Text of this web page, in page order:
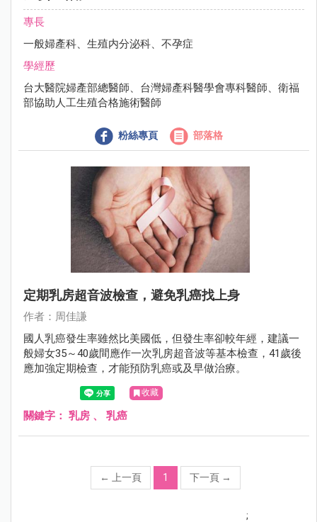
專長
一般婦產科、生殖内分泌科、不孕症
學經歷
台大醫院婦產部總醫師、台灣婦產科醫學會專科醫師、衛福
部協助人工生殖合格施術醫師
粉絲專頁 部落格
定期乳房超音波檢查，避免乳癌找上身
作者：周佳謙
國人乳癌發生率雖然比美國低，但發生率卻較年經，建議一
般婦女35～40歲間應作一次乳房超音波等基本檢查，41歲後
應加強定期檢查，才能預防乳癌或及早做治療。
收藏
關鍵字： 乳房 、 乳癌
← 上一頁 1 下一頁 →
;